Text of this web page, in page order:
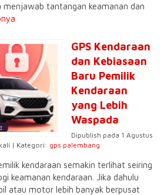
menjawab tantangan keamanan dan
GPS Kendaraan
dan Kebiasaan
Baru Pemilik
Kendaraan
yang Lebih
Waspada
Dipublish pada 1 Agustus
| Kategori: gps palembang
kendaraan semakin terlihat seiring
keamanan kendaraan. Jika dahulu
atau motor lebih banyak berpusat